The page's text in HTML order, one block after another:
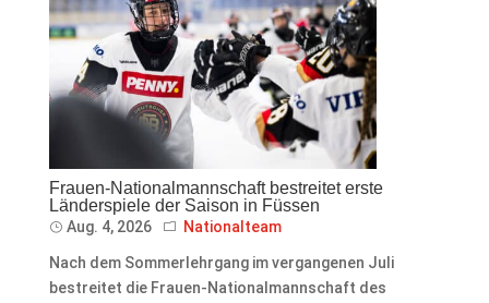
Frauen-Nationalmannschaft bestreitet erste
Länderspiele der Saison in Füssen
Aug. 4, 2026 Nationalteam
Nach dem Sommerlehrgang im vergangenen Juli
bestreitet die Frauen-Nationalmannschaft des